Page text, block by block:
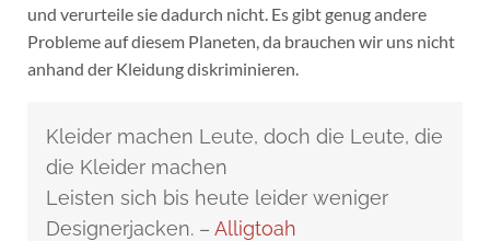
und verurteile sie dadurch nicht. Es gibt genug andere
Probleme auf diesem Planeten, da brauchen wir uns nicht
anhand der Kleidung diskriminieren.
Kleider machen Leute, doch die Leute, die
die Kleider machen
Leisten sich bis heute leider weniger
Designerjacken. –Alligtoah